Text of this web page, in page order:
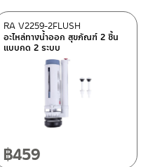
อะไหล่ทางน้ำออก สุขภัณฑ์ 2 ชิ้น
แบบกด 2 ระบบ
RA V2259-2FLUSH
฿459